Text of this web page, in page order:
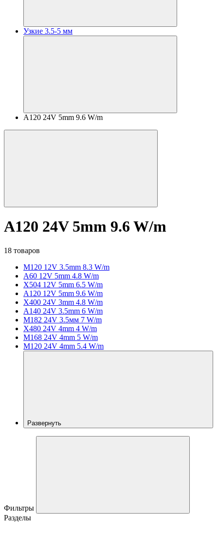
Узкие 3.5-5 мм
A120 24V 5mm 9.6 W/m
A120 24V 5mm 9.6 W/m
18 товаров
M120 12V 3.5mm 8.3 W/m
A60 12V 5mm 4.8 W/m
X504 12V 5mm 6.5 W/m
A120 12V 5mm 9.6 W/m
X400 24V 3mm 4.8 W/m
A140 24V 3.5mm 6 W/m
M182 24V 3.5мм 7 W/m
X480 24V 4mm 4 W/m
M168 24V 4mm 5 W/m
M120 24V 4mm 5.4 W/m
Развернуть
Фильтры
Разделы